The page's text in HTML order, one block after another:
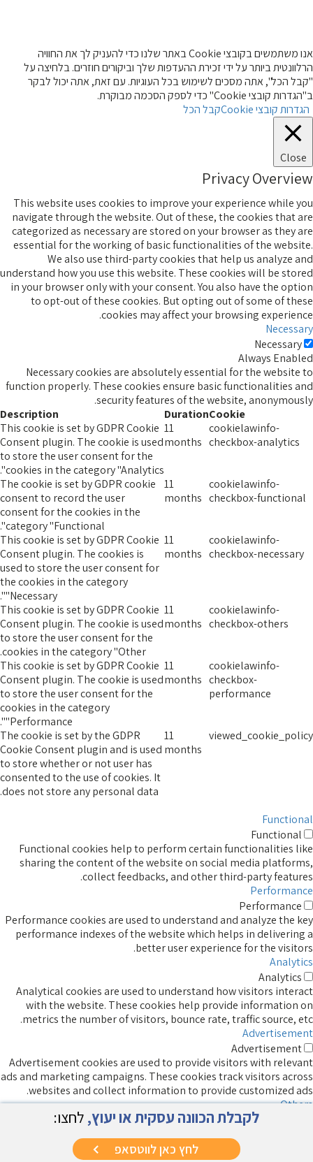
לקבלת הכוונה עסקית או יעוץ, לחצו:
לחץ כאן לווטסאפ
אנו משתמשים בקובצי Cookie באתר שלנו כדי להעניק לך את החוויה
הרלוונטית ביותר על ידי זכירת ההעדפות שלך וביקורים חוזרים. בלחיצה על
"קבל הכל", אתה מסכים לשימוש בכל העוגיות. עם זאת, אתה יכול לבקר
ב"הגדרות קובצי Cookie" כדי לספק הסכמה מבוקרת.
הגדרות קובצי Cookie
קבל הכל
Close
Privacy Overview
This website uses cookies to improve your experience while you
navigate through the website. Out of these, the cookies that are
categorized as necessary are stored on your browser as they are
essential for the working of basic functionalities of the website.
We also use third-party cookies that help us analyze and
understand how you use this website. These cookies will be stored
in your browser only with your consent. You also have the option
to opt-out of these cookies. But opting out of some of these
cookies may affect your browsing experience.
Necessary
Necessary
Always Enabled
Necessary cookies are absolutely essential for the website to
function properly. These cookies ensure basic functionalities and
security features of the website, anonymously.
Cookie
Duration
Description
cookielawinfo-
checkbox-analytics
11
months
This cookie is set by GDPR Cookie
Consent plugin. The cookie is used
to store the user consent for the
cookies in the category "Analytics".
cookielawinfo-
checkbox-functional
11
months
The cookie is set by GDPR cookie
consent to record the user
consent for the cookies in the
category "Functional".
cookielawinfo-
checkbox-necessary
11
months
This cookie is set by GDPR Cookie
Consent plugin. The cookies is
used to store the user consent for
the cookies in the category
"Necessary".
cookielawinfo-
checkbox-others
11
months
This cookie is set by GDPR Cookie
Consent plugin. The cookie is used
to store the user consent for the
cookies in the category "Other.
cookielawinfo-
checkbox-
performance
11
months
This cookie is set by GDPR Cookie
Consent plugin. The cookie is used
to store the user consent for the
cookies in the category
"Performance".
viewed_cookie_policy
11
months
The cookie is set by the GDPR
Cookie Consent plugin and is used
to store whether or not user has
consented to the use of cookies. It
does not store any personal data.
Functional
Functional
Functional cookies help to perform certain functionalities like
sharing the content of the website on social media platforms,
collect feedbacks, and other third-party features.
Performance
Performance
Performance cookies are used to understand and analyze the key
performance indexes of the website which helps in delivering a
better user experience for the visitors.
Analytics
Analytics
Analytical cookies are used to understand how visitors interact
with the website. These cookies help provide information on
metrics the number of visitors, bounce rate, traffic source, etc.
Advertisement
Advertisement
Advertisement cookies are used to provide visitors with relevant
ads and marketing campaigns. These cookies track visitors across
websites and collect information to provide customized ads.
Others
and have not been classified into a category as yet.